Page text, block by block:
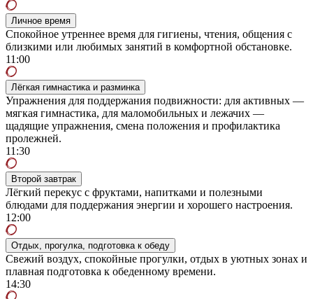
Личное время
Спокойное утреннее время для гигиены, чтения, общения с
близкими или любимых занятий в комфортной обстановке.
11:00
Лёгкая гимнастика и разминка
Упражнения для поддержания подвижности: для активных —
мягкая гимнастика, для маломобильных и лежачих —
щадящие упражнения, смена положения и профилактика
пролежней.
11:30
Второй завтрак
Лёгкий перекус с фруктами, напитками и полезными
блюдами для поддержания энергии и хорошего настроения.
12:00
Отдых, прогулка, подготовка к обеду
Свежий воздух, спокойные прогулки, отдых в уютных зонах и
плавная подготовка к обеденному времени.
14:30